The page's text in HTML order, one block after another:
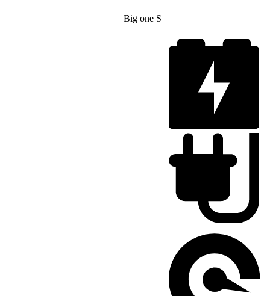
Big one S